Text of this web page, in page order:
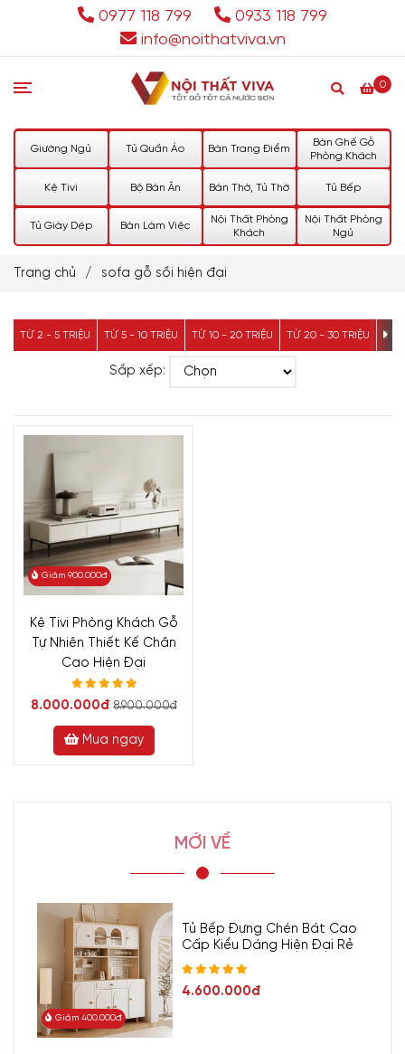
0977 118 799
0933 118 799
info@noithatviva.vn
0
Giường Ngủ Tủ Quần Áo Bàn Trang Điểm
Bàn Ghế Gỗ
Phòng Khách
Kệ Tivi Bộ Bàn Ăn Bàn Thờ, Tủ Thờ Tủ Bếp
Tủ Giày Dép Bàn Làm Việc
Nội Thất Phòng
Khách
Nội Thất Phòng
Ngủ
Trang chủ / sofa gỗ sồi hiện đại
TỪ 2 - 5 TRIỆU TỪ 5 - 10 TRIỆU TỪ 10 - 20 TRIỆU TỪ 20 - 30 TRIỆU TỪ
Sắp xếp:
Giảm 900.000đ
Kệ Tivi Phòng Khách Gỗ
Tự Nhiên Thiết Kế Chân
Cao Hiện Đại
8.000.000đ 8.900.000đ
Mua ngay
MỚI VỀ
Giảm 400.000đ
Tủ Bếp Đựng Chén Bát Cao
Cấp Kiểu Dáng Hiện Đại Rẻ
4.600.000đ